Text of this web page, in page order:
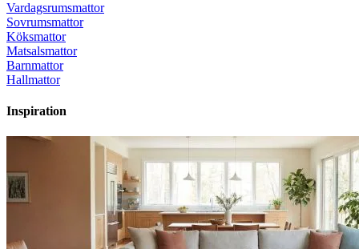
Vardagsrumsmattor
Sovrumsmattor
Köksmattor
Matsalsmattor
Barnmattor
Hallmattor
Inspiration